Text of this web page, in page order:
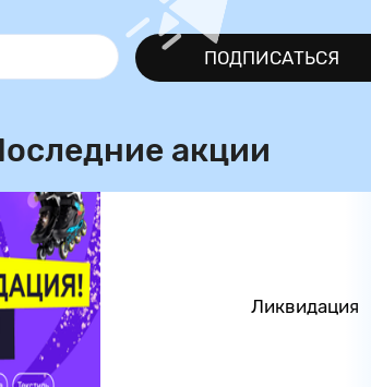
ПОДПИСАТЬСЯ
акции
Ликвидация